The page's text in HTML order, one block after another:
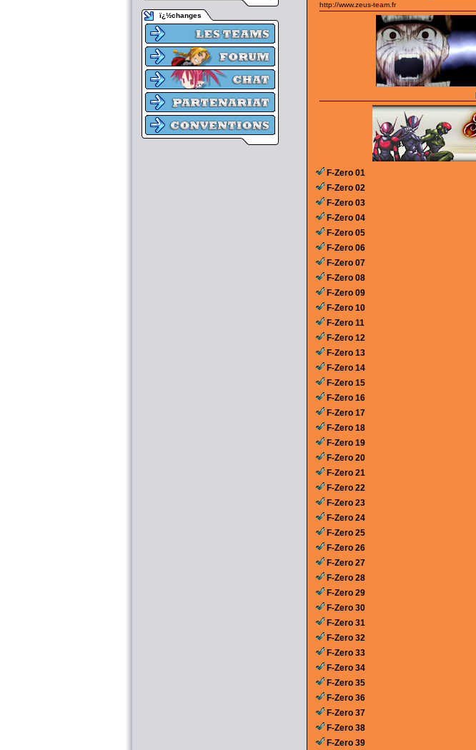
ï¿½changes
http://www.zeus-team.fr
F-Zero 01
F-Zero 02
F-Zero 03
F-Zero 04
F-Zero 05
F-Zero 06
F-Zero 07
F-Zero 08
F-Zero 09
F-Zero 10
F-Zero 11
F-Zero 12
F-Zero 13
F-Zero 14
F-Zero 15
F-Zero 16
F-Zero 17
F-Zero 18
F-Zero 19
F-Zero 20
F-Zero 21
F-Zero 22
F-Zero 23
F-Zero 24
F-Zero 25
F-Zero 26
F-Zero 27
F-Zero 28
F-Zero 29
F-Zero 30
F-Zero 31
F-Zero 32
F-Zero 33
F-Zero 34
F-Zero 35
F-Zero 36
F-Zero 37
F-Zero 38
F-Zero 39